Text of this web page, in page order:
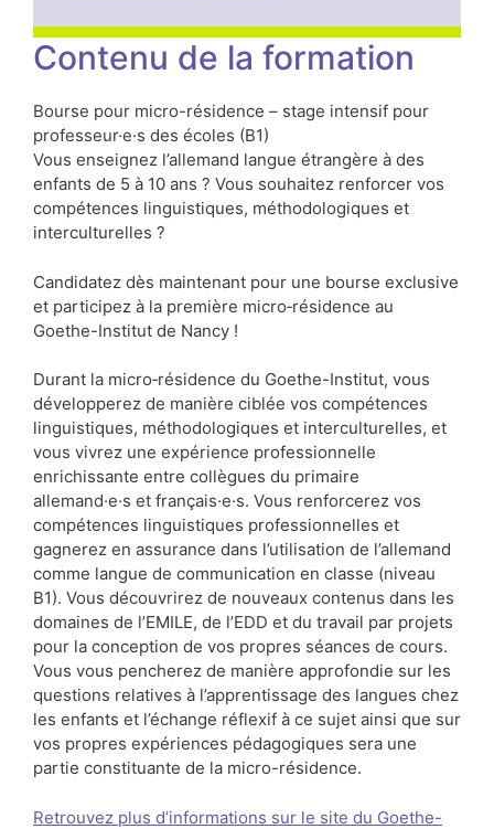
Contenu de la formation
Bourse pour micro-résidence – stage intensif pour
professeur·e·s des écoles (B1)
Vous enseignez l’allemand langue étrangère à des
enfants de 5 à 10 ans ? Vous souhaitez renforcer vos
compétences linguistiques, méthodologiques et
interculturelles ?
Candidatez dès maintenant pour une bourse exclusive
et participez à la première micro‑résidence au
Goethe-Institut de Nancy !
Durant la micro‑résidence du Goethe-Institut, vous
développerez de manière ciblée vos compétences
linguistiques, méthodologiques et interculturelles, et
vous vivrez une expérience professionnelle
enrichissante entre collègues du primaire
allemand·e·s et français·e·s. Vous renforcerez vos
compétences linguistiques professionnelles et
gagnerez en assurance dans l’utilisation de l’allemand
comme langue de communication en classe (niveau
B1). Vous découvrirez de nouveaux contenus dans les
domaines de l’EMILE, de l’EDD et du travail par projets
pour la conception de vos propres séances de cours.
Vous vous pencherez de manière approfondie sur les
questions relatives à l’apprentissage des langues chez
les enfants et l’échange réflexif à ce sujet ainsi que sur
vos propres expériences pédagogiques sera une
partie constituante de la micro-résidence.
Retrouvez plus d’informations sur le site du Goethe-